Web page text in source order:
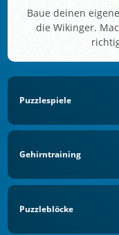
Baue deinen
die Wikinger.
Puzzlespiele
Gehirntraining
Puzzleblöcke